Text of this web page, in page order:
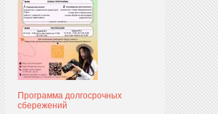
Программа долгосрочных
сбережений